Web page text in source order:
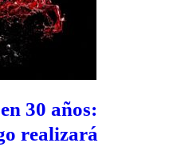
30 años:
realizará